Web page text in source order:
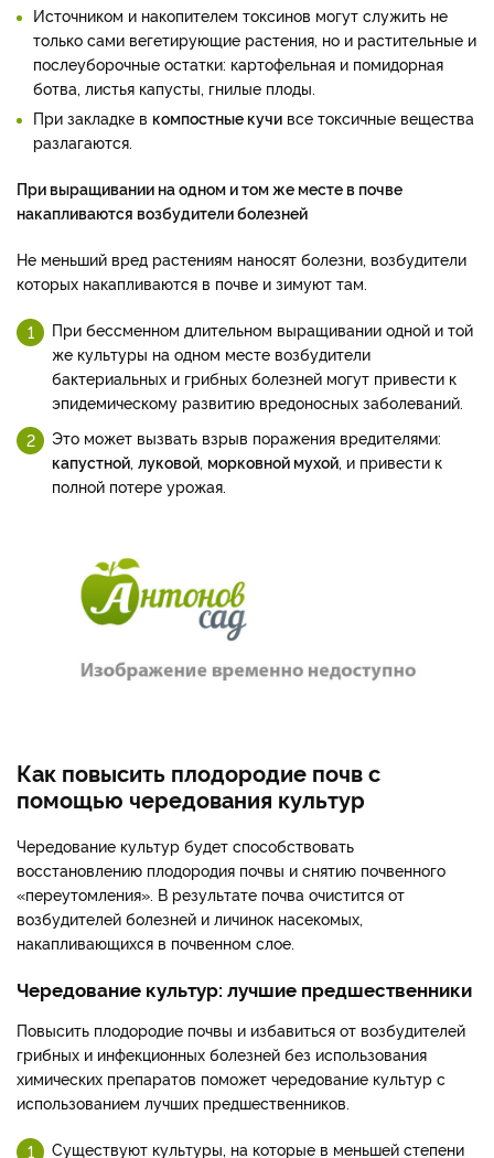
Источником и накопителем токсинов могут служить не
только сами вегетирующие растения, но и растительные и
послеуборочные остатки: картофельная и помидорная
ботва, листья капусты, гнилые плоды.
При закладке в компостные кучи все токсичные вещества
разлагаются.
При выращивании на одном и том же месте в почве
накапливаются возбудители болезней
Не меньший вред растениям наносят болезни, возбудители
которых накапливаются в почве и зимуют там.
При бессменном длительном выращивании одной и той
же культуры на одном месте возбудители
бактериальных и грибных болезней могут привести к
эпидемическому развитию вредоносных заболеваний.
Это может вызвать взрыв поражения вредителями:
капустной луковой морковной мухой , и привести к
полной потере урожая.
Как повысить плодородие почв с
помощью чередования культур
Чередование культур будет способствовать
восстановлению плодородия почвы и снятию почвенного
«переутомления». В результате почва очистится от
возбудителей болезней и личинок насекомых,
накапливающихся в почвенном слое.
Чередование культур: лучшие предшественники
Повысить плодородие почвы и избавиться от возбудителей
грибных и инфекционных болезней без использования
химических препаратов поможет чередование культур с
использованием лучших предшественников.
Существуют культуры, на которые в меньшей степени